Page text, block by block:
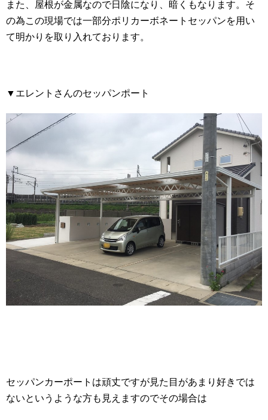
また、屋根が金属なので日陰になり、暗くもなります。そ
の為この現場では一部分ポリカーボネートセッパンを用い
て明かりを取り入れております。
▼エレントさんのセッパンポート
セッパンカーポートは頑丈ですが見た目があまり好きでは
ないというような方も見えますのでその場合は